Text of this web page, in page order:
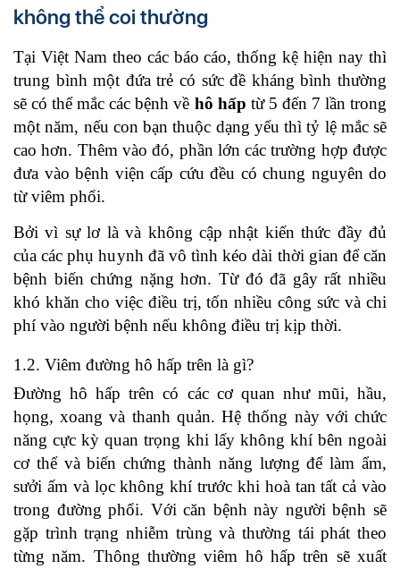
không thể coi thường
Tại Việt Nam theo các báo cáo, thống kệ hiện nay thì
trung bình một đứa trẻ có sức đề kháng bình thường
sẽ có thể mắc các bệnh về hô hấp từ 5 đến 7 lần trong
một năm, nếu con bạn thuộc dạng yếu thì tỷ lệ mắc sẽ
cao hơn. Thêm vào đó, phần lớn các trường hợp được
đưa vào bệnh viện cấp cứu đều có chung nguyên do
từ viêm phổi.
Bởi vì sự lơ là và không cập nhật kiến thức đầy đủ
của các phụ huynh đã vô tình kéo dài thời gian để căn
bệnh biến chứng nặng hơn. Từ đó đã gây rất nhiều
khó khăn cho việc điều trị, tốn nhiều công sức và chi
phí vào người bệnh nếu không điều trị kịp thời.
1.2. Viêm đường hô hấp trên là gì?
Đường hô hấp trên có các cơ quan như mũi, hầu,
họng, xoang và thanh quản. Hệ thống này với chức
năng cực kỳ quan trọng khi lấy không khí bên ngoài
cơ thể và biến chứng thành năng lượng để làm ẩm,
sưởi ấm và lọc không khí trước khi hoà tan tất cả vào
trong đường phổi. Với căn bệnh này người bệnh sẽ
gặp trình trạng nhiễm trùng và thường tái phát theo
từng năm. Thông thường viêm hô hấp trên sẽ xuất